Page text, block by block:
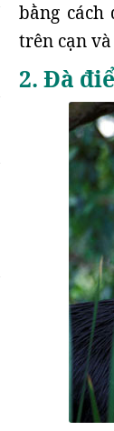
bằng
trên cạn
2. Đà